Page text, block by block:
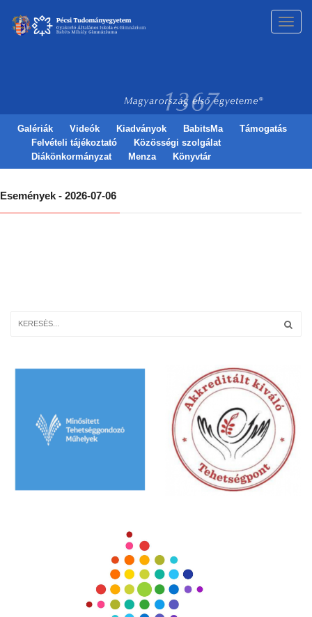
Galériák Videók Kiadványok BabitsMa
Támogatás
Felvételi tájékoztató
Közösségi szolgálat
Diákönkormányzat
Menza Könyvtár
Események - 2026-07-06